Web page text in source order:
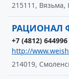
215111, Вязьма,
РАЦИОНАЛ
+7 (4812) 644996
http://
214019,